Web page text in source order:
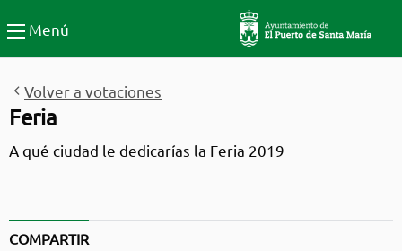
Participa El Puerto de Santa
Menú
Volver a votaciones
Feria
A qué ciudad le dedicarías la Feria 2019
COMPARTIR